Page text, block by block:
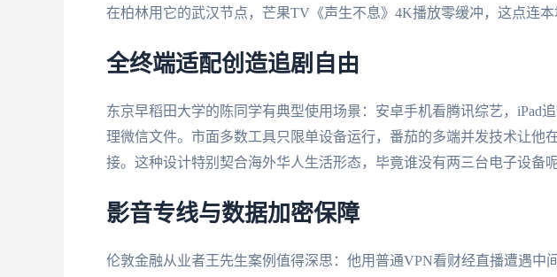
在柏林用它的武汉节点，芒果TV《声生不息》4K播放零缓冲，这点连本
全终端适配创造追剧自由
东京早稻田大学的陈同学有典型使用场景：安卓手机看腾讯综艺，iPad
理微信文件。市面多数工具只限单设备运行，番茄的多端并发技术让他
接。这种设计特别契合海外华人生活形态，毕竟谁没有两三台电子设备呢
影音专线与数据加密保障
伦敦金融从业者王先生案例值得深思：他用普通VPN看财经直播遭遇中